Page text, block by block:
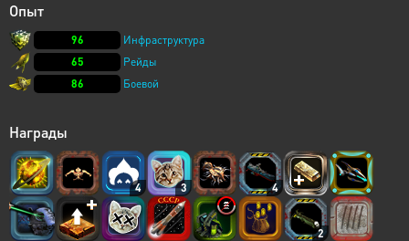
Опыт
96
Инфраструктура
65
Рейды
86
Боевой
Награды
4 3 4
2